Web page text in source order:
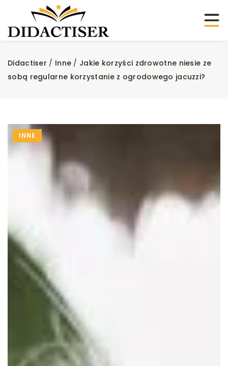
Didactiser / Inne / Jakie korzyści zdrowotne niesie ze
sobą regularne korzystanie z ogrodowego jacuzzi?
INNE